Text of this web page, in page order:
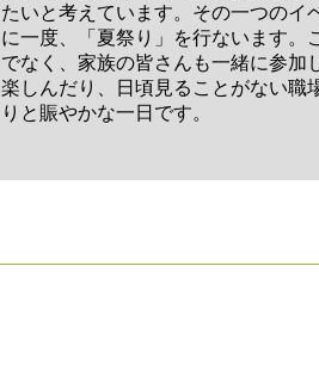
たいと考えています。その一つのイ
に一度、「夏祭り」を行ないます。
でなく、家族の皆さんも一緒に参加
楽しんだり、日頃見ることがない職
りと賑やかな一日です。